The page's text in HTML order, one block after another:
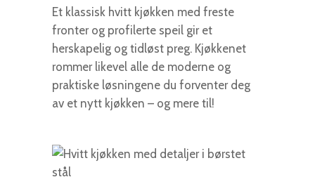
Et klassisk hvitt kjøkken med freste
fronter og profilerte speil gir et
herskapelig og tidløst preg. Kjøkkenet
rommer likevel alle de moderne og
praktiske løsningene du forventer deg
av et nytt kjøkken – og mere til!